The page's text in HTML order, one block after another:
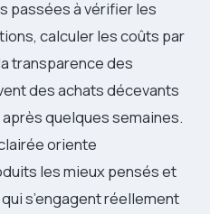
passées à vérifier les
calculer les coûts par
transparence des
des achats décevants
quelques semaines.
oriente
les mieux pensés et
s’engagent réellement